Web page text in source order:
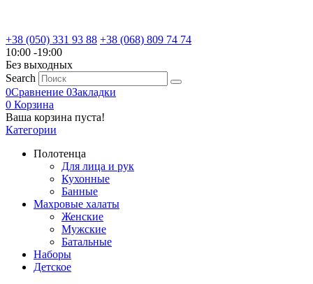
+38 (050) 331 93 88 +38 (068) 809 74 74
10:00 -19:00
Без выходных
Search
0Сравнение 0Закладки
0 Корзина
Ваша корзина пуста!
Категории
Полотенца
Для лица и рук
Кухонные
Банные
Махровые халаты
Женские
Мужские
Батальные
Наборы
Детское